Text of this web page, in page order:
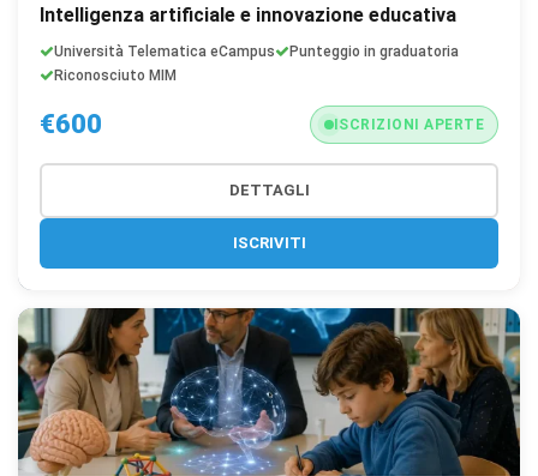
Intelligenza artificiale e innovazione educativa
Università Telematica eCampus
Punteggio in graduatoria
Riconosciuto MIM
€600 ISCRIZIONI APERTE
DETTAGLI
ISCRIVITI